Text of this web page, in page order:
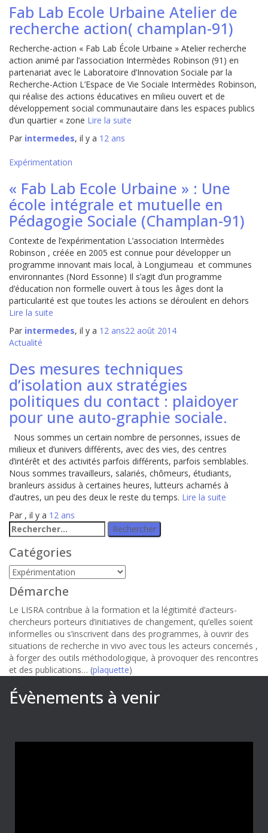
Fab Lab Ecole Urbaine Atelier de
recherche action( champlan-91)
Recherche-action « Fab Lab École Urbaine » Atelier recherche
action animé par l’association Intermèdes Robinson (91) en
partenariat avec le Laboratoire d’Innovation Sociale par la
Recherche-Action L’Espace de Vie Sociale Intermèdes Robinson,
qui réalise des actions éducatives en milieu ouvert et de
développement social communautaire dans les espaces publics
d’un quartier « zone Lire la suite
Par intermedes, il y a 12 ans
Expérimentation
« Fab Lab Ecole Urbaine » : Une
école intégrale et mutuelle en
Pédagogie Sociale (Champlan-91)
Contexte de l’expérimentation L’association Intermèdes
Robinson , créée en 2005 est connue pour développer un
programme innovant mais local, à Longjumeau et communes
environnantes (Nord Essonne) Il s’agit d’un programme
d’éducation non formelle ouvert à tous les âges dont la
particularité est que toutes les actions se déroulent en dehors
Lire la suite
Par intermedes, il y a 12 ans22 août 2014
Actualité
Des mesures techniques
d’isolation aux stratégies
politiques du contact : plaidoyer
pour une auto-graphie sociale.
Nous sommes un certain nombre de personnes, issues de
milieux et d’univers différents, avec des vies, des centres
d’intérêt et des activités parfois différents, parfois semblables.
Nous sommes travailleurs, salariés, chômeurs, étudiants,
branleurs assidus à certaines heures, lutteurs acharnés à
d’autres, un peu des deux le reste du temps. Lire la suite
Par , il y a 12 ans
Rechercher :
Catégories
Catégories
Démarche
Le LISRA contribue à la formation et la légitimité d’acteurs-
chercheurs porteurs d’initiatives de changement, qu’elles soient
informelles ou s’inscrivent dans des programmes, à ouvrir des
situations de recherche in vivo avec tous les acteurs concernés ,
à forger des outils méthodologique, à provoquer des rencontres
et des publications… (plaquette)
Évènements à venir